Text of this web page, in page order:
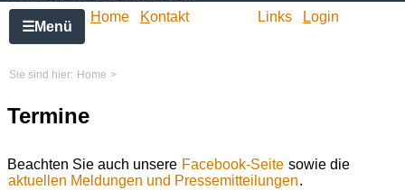
☰Menü
Home Kontakt Links Login
Sie sind hier: Home >
Termine
Beachten Sie auch unsere Facebook-Seite sowie die
aktuellen Meldungen und Pressemitteilungen.